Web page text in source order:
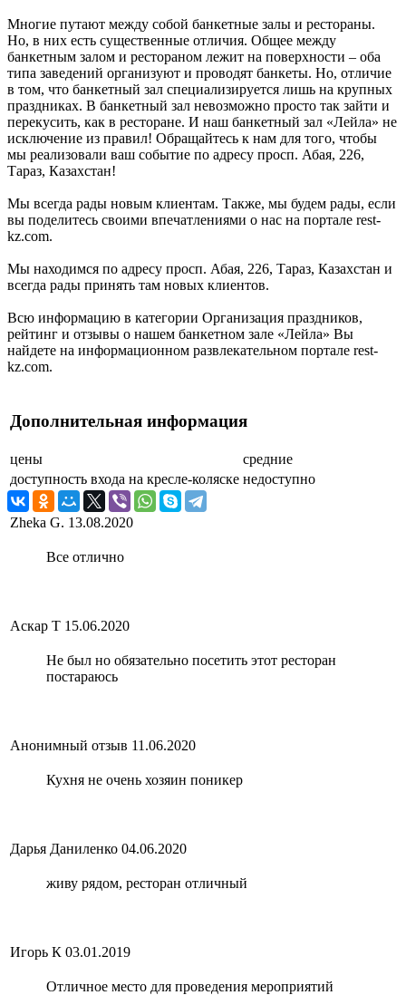
Многие путают между собой банкетные залы и рестораны.
Но, в них есть существенные отличия. Общее между
банкетным залом и рестораном лежит на поверхности – оба
типа заведений организуют и проводят банкеты. Но, отличие
в том, что банкетный зал специализируется лишь на крупных
праздниках. В банкетный зал невозможно просто так зайти и
перекусить, как в ресторане. И наш банкетный зал «Лейла» не
исключение из правил! Обращайтесь к нам для того, чтобы
мы реализовали ваш событие по адресу просп. Абая, 226,
Тараз, Казахстан!
Мы всегда рады новым клиентам. Также, мы будем рады, если
вы поделитесь своими впечатлениями о нас на портале rest-
kz.com.
Мы находимся по адресу просп. Абая, 226, Тараз, Казахстан и
всегда рады принять там новых клиентов.
Всю информацию в категории Организация праздников,
рейтинг и отзывы о нашем банкетном зале «Лейла» Вы
найдете на информационном развлекательном портале rest-
kz.com.
Дополнительная информация
цены
средние
доступность входа на кресле-коляске недоступно
Zheka G. 13.08.2020
Все отлично
Аскар Т 15.06.2020
Не был но обязательно посетить этот ресторан
постараюсь
Анонимный отзыв 11.06.2020
Кухня не очень хозяин поникер
Дарья Даниленко 04.06.2020
живу рядом, ресторан отличный
Игорь К 03.01.2019
Отличное место для проведения мероприятий